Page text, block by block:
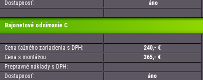
Dostupnosť:
áno
Bajonetové odnímanie C
Cena ťažného zariadenia s DPH:
240,- €
Cena s montážou
365,- €
Prepravné náklady s DPH:
Dostupnosť:
áno